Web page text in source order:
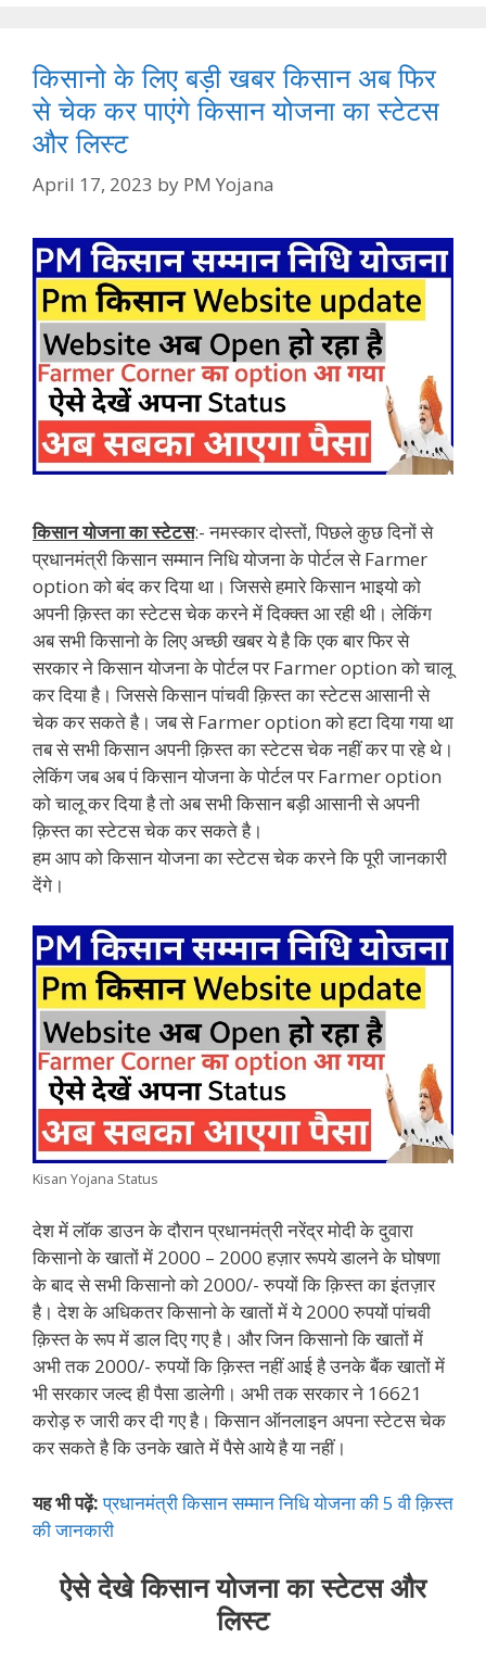
किसानो के लिए बड़ी खबर किसान अब फिर
से चेक कर पाएंगे किसान योजना का स्टेटस
और लिस्ट
April 17, 2023 by PM Yojana
किसान योजना का स्टेटस:- नमस्कार दोस्तों, पिछले कुछ दिनों से
प्रधानमंत्री किसान सम्मान निधि योजना के पोर्टल से Farmer
option को बंद कर दिया था। जिससे हमारे किसान भाइयो को
अपनी क़िस्त का स्टेटस चेक करने में दिक्क्त आ रही थी। लेकिंग
अब सभी किसानो के लिए अच्छी खबर ये है कि एक बार फिर से
सरकार ने किसान योजना के पोर्टल पर Farmer option को चालू
कर दिया है। जिससे किसान पांचवी क़िस्त का स्टेटस आसानी से
चेक कर सकते है। जब से Farmer option को हटा दिया गया था
तब से सभी किसान अपनी क़िस्त का स्टेटस चेक नहीं कर पा रहे थे।
लेकिंग जब अब पं किसान योजना के पोर्टल पर Farmer option
को चालू कर दिया है तो अब सभी किसान बड़ी आसानी से अपनी
क़िस्त का स्टेटस चेक कर सकते है।
हम आप को किसान योजना का स्टेटस चेक करने कि पूरी जानकारी
देंगे।
Kisan Yojana Status
देश में लॉक डाउन के दौरान प्रधानमंत्री नरेंद्र मोदी के दुवारा
किसानो के खातों में 2000 – 2000 हज़ार रूपये डालने के घोषणा
के बाद से सभी किसानो को 2000/- रुपयों कि क़िस्त का इंतज़ार
है। देश के अधिकतर किसानो के खातों में ये 2000 रुपयों पांचवी
क़िस्त के रूप में डाल दिए गए है। और जिन किसानो कि खातों में
अभी तक 2000/- रुपयों कि क़िस्त नहीं आई है उनके बैंक खातों में
भी सरकार जल्द ही पैसा डालेगी। अभी तक सरकार ने 16621
करोड़ रु जारी कर दी गए है। किसान ऑनलाइन अपना स्टेटस चेक
कर सकते है कि उनके खाते में पैसे आये है या नहीं।
यह भी पढ़ें: प्रधानमंत्री किसान सम्मान निधि योजना की 5 वी क़िस्त
की जानकारी
ऐसे देखे किसान योजना का स्टेटस और
लिस्ट